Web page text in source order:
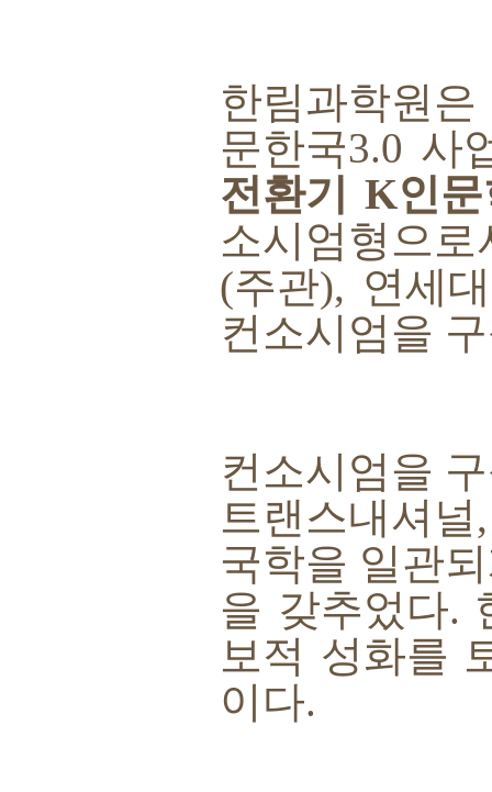
한림과학원
문한국3.0 사
전환기 K인
소시엄형으
(주관), 연세
컨소시엄을
컨소시엄을
트랜스내셔널
국학을 일관
을 갖추었다.
보적 성화를
이다.